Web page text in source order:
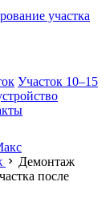
участка
Участок 10–15
Демонтаж
после